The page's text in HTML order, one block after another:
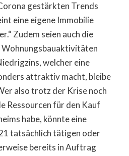
gestärkten Trends
eine eigene Immobilie
Zudem seien auch die
welcher eine
attraktiv macht, bleibe
also trotz der Krise noch
Ressourcen für den Kauf
habe, könnte eine
tatsächlich tätigen oder
bereits in Auftrag